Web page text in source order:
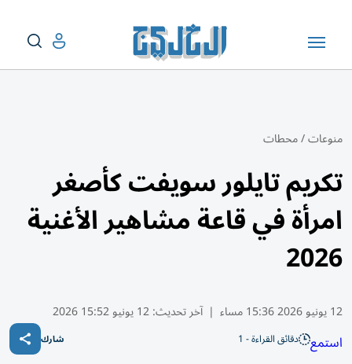
منوعات/محطات
تكريم تايلور سويفت كأصغر
امرأة في قاعة مشاهير الأغنية
2026
12 يونيو 2026 15:36 مساء | آخر تحديث:12 يونيو 15:52 2026
استمع دقائق القراءة - 1 شارك